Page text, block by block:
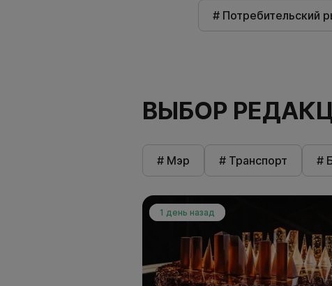
# Потребительский
ВЫБОР
# Мэр # Транспорт #
1 день назад